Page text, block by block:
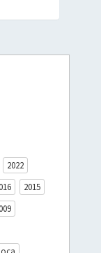
2022
2015